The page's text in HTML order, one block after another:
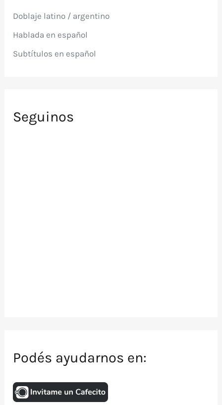
o
:
Doblaje latino / argentino
Hablada en español
Subtítulos en español
Seguinos
Podés ayudarnos en: